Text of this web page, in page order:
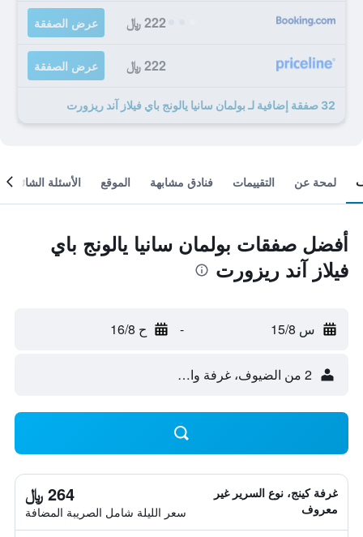
222 ﷼ عرض الصفقة
222 ﷼ عرض الصفقة
32 صفقة إضافية لـ بولمان سانيا يالونج باي فيلاز آند ريزورت
لمحة عن التقييمات فنادق مشابهة الموقع الأسئلة الشائعة
أفضل صفقات بولمان سانيا يالونج باي
فيلاز آند ريزورت
س 15/8 - ح 16/8
2 من الضيوف، غرفة واحدة
غرفة كينج، نوع السرير غير
معروف
264 ﷼
سعر الليلة شامل الصريبة المضافة